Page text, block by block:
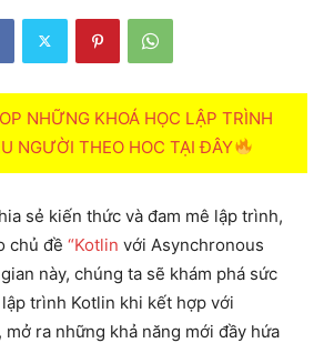
NHỮNG KHOÁ HỌC LẬP TRÌNH
NGƯỜI THEO HOC TẠI ĐÂY
sẻ kiến thức và đam mê lập trình,
chủ đề “Kotlin với Asynchronous
này, chúng ta sẽ khám phá sức
trình Kotlin khi kết hợp với
ra những khả năng mới đầy hứa